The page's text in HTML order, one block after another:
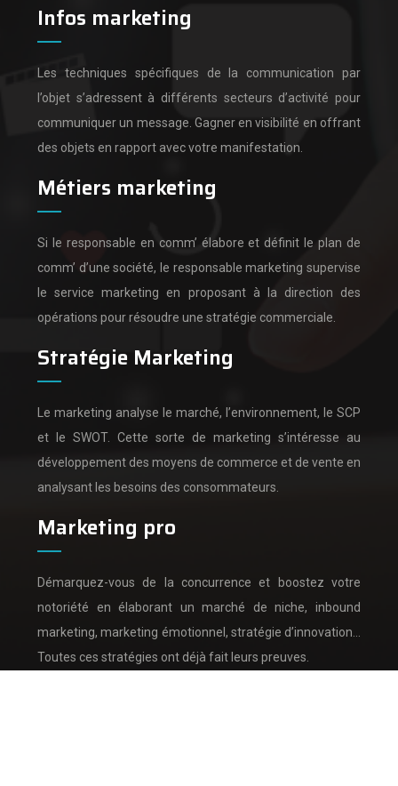
Infos marketing
Les techniques spécifiques de la communication par
l’objet s’adressent à différents secteurs d’activité pour
communiquer un message. Gagner en visibilité en offrant
des objets en rapport avec votre manifestation.
Métiers marketing
Si le responsable en comm’ élabore et définit le plan de
comm’ d’une société, le responsable marketing supervise
le service marketing en proposant à la direction des
opérations pour résoudre une stratégie commerciale.
Stratégie Marketing
Le marketing analyse le marché, l’environnement, le SCP
et le SWOT. Cette sorte de marketing s’intéresse au
développement des moyens de commerce et de vente en
analysant les besoins des consommateurs.
Marketing pro
Démarquez-vous de la concurrence et boostez votre
notoriété en élaborant un marché de niche, inbound
marketing, marketing émotionnel, stratégie d’innovation…
Toutes ces stratégies ont déjà fait leurs preuves.